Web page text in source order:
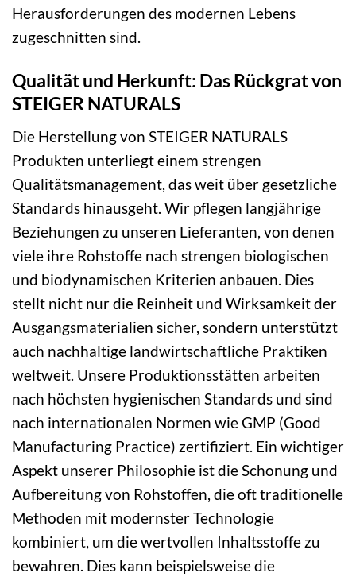
Herausforderungen des modernen Lebens
zugeschnitten sind.
Qualität und Herkunft: Das Rückgrat von
STEIGER NATURALS
Die Herstellung von STEIGER NATURALS
Produkten unterliegt einem strengen
Qualitätsmanagement, das weit über gesetzliche
Standards hinausgeht. Wir pflegen langjährige
Beziehungen zu unseren Lieferanten, von denen
viele ihre Rohstoffe nach strengen biologischen
und biodynamischen Kriterien anbauen. Dies
stellt nicht nur die Reinheit und Wirksamkeit der
Ausgangsmaterialien sicher, sondern unterstützt
auch nachhaltige landwirtschaftliche Praktiken
weltweit. Unsere Produktionsstätten arbeiten
nach höchsten hygienischen Standards und sind
nach internationalen Normen wie GMP (Good
Manufacturing Practice) zertifiziert. Ein wichtiger
Aspekt unserer Philosophie ist die Schonung und
Aufbereitung von Rohstoffen, die oft traditionelle
Methoden mit modernster Technologie
kombiniert, um die wertvollen Inhaltsstoffe zu
bewahren. Dies kann beispielsweise die